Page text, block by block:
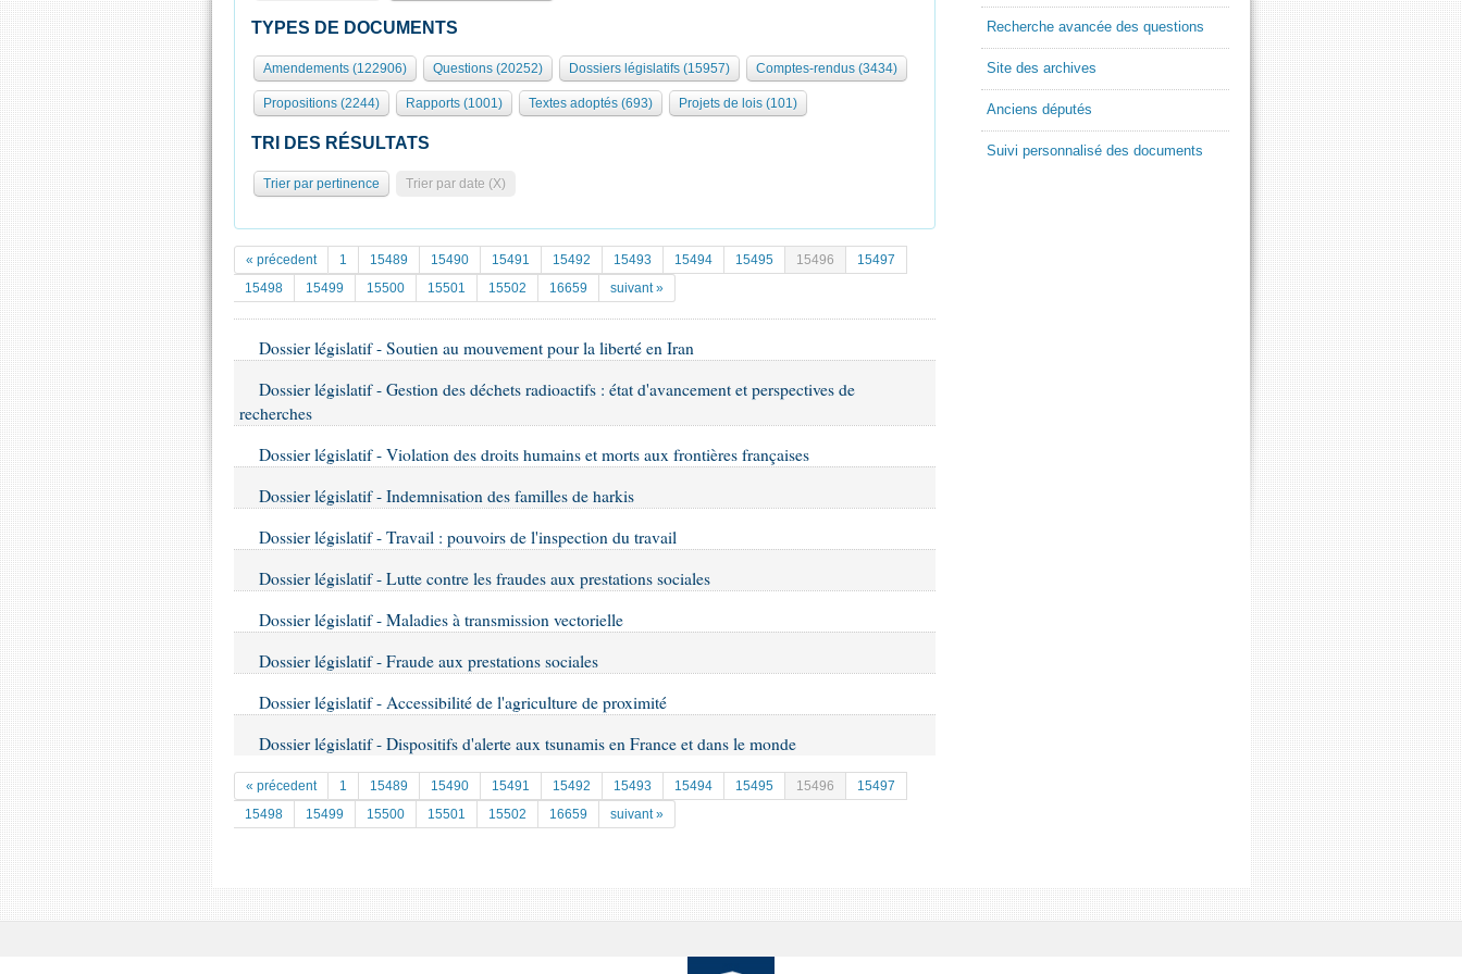
TYPES DE DOCUMENTS
Amendements (122906) Questions (20252) Dossiers législatifs (15957) Comptes-rendus (3434)
Propositions (2244) Rapports (1001) Textes adoptés (693) Projets de lois (101)
TRI DES RÉSULTATS
Trier par pertinence Trier par date (X)
« précedent 1 15489 15490 15491 15492 15493 15494 15495 15496
15497
15498
15499 15500 15501 15502 16659 suivant »
Dossier législatif - Soutien au mouvement pour la liberté en Iran
Dossier législatif - Gestion des déchets radioactifs : état d'avancement et perspectives de
recherches
Dossier législatif - Violation des droits humains et morts aux frontières françaises
Dossier législatif - Indemnisation des familles de harkis
Dossier législatif - Travail : pouvoirs de l'inspection du travail
Dossier législatif - Lutte contre les fraudes aux prestations sociales
Dossier législatif - Maladies à transmission vectorielle
Dossier législatif - Fraude aux prestations sociales
Dossier législatif - Accessibilité de l'agriculture de proximité
Dossier législatif - Dispositifs d'alerte aux tsunamis en France et dans le monde
« précedent 1 15489 15490 15491 15492 15493 15494 15495 15496
15497
15498
15499 15500 15501 15502 16659 suivant »
Recherche avancée des questions
Site des archives
Anciens députés
Suivi personnalisé des documents